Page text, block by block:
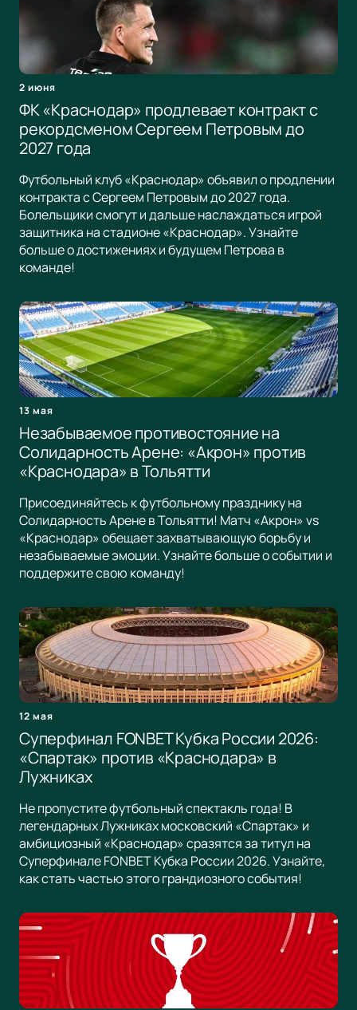
2 июня
ФК «Краснодар» продлевает контракт с
рекордсменом Сергеем Петровым до
2027 года
Футбольный клуб «Краснодар» объявил о продлении
контракта с Сергеем Петровым до 2027 года.
Болельщики смогут и дальше наслаждаться игрой
защитника на стадионе «Краснодар». Узнайте
больше о достижениях и будущем Петрова в
команде!
13 мая
Незабываемое противостояние на
Солидарность Арене: «Акрон» против
«Краснодара» в Тольятти
Присоединяйтесь к футбольному празднику на
Солидарность Арене в Тольятти! Матч «Акрон» vs
«Краснодар» обещает захватывающую борьбу и
незабываемые эмоции. Узнайте больше о событии и
поддержите свою команду!
12 мая
Суперфинал FONBET Кубка России 2026:
«Спартак» против «Краснодара» в
Лужниках
Не пропустите футбольный спектакль года! В
легендарных Лужниках московский «Спартак» и
амбициозный «Краснодар» сразятся за титул на
Суперфинале FONBET Кубка России 2026. Узнайте,
как стать частью этого грандиозного события!